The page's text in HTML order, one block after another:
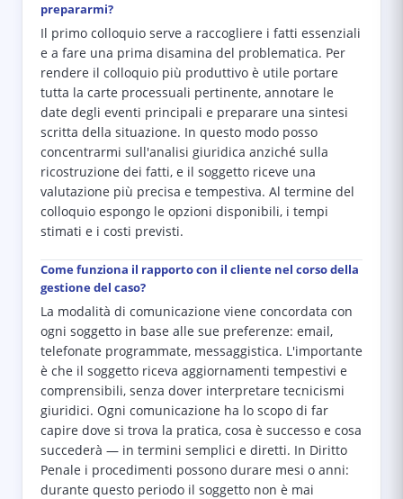
prepararmi?
Il primo colloquio serve a raccogliere i fatti essenziali
e a fare una prima disamina del problematica. Per
rendere il colloquio più produttivo è utile portare
tutta la carte processuali pertinente, annotare le
date degli eventi principali e preparare una sintesi
scritta della situazione. In questo modo posso
concentrarmi sull'analisi giuridica anziché sulla
ricostruzione dei fatti, e il soggetto riceve una
valutazione più precisa e tempestiva. Al termine del
colloquio espongo le opzioni disponibili, i tempi
stimati e i costi previsti.
Come funziona il rapporto con il cliente nel corso della
gestione del caso?
La modalità di comunicazione viene concordata con
ogni soggetto in base alle sue preferenze: email,
telefonate programmate, messaggistica. L'importante
è che il soggetto riceva aggiornamenti tempestivi e
comprensibili, senza dover interpretare tecnicismi
giuridici. Ogni comunicazione ha lo scopo di far
capire dove si trova la pratica, cosa è successo e cosa
succederà — in termini semplici e diretti. In Diritto
Penale i procedimenti possono durare mesi o anni:
durante questo periodo il soggetto non è mai